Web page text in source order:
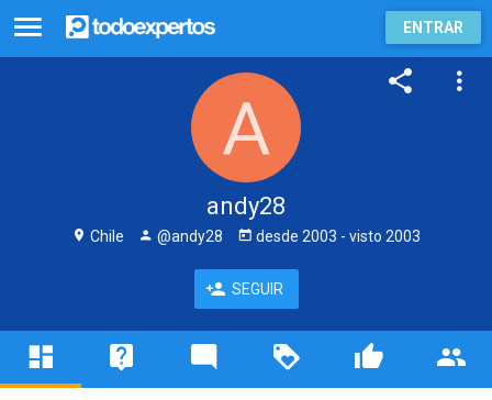
ENTRAR
andy28
Chile @andy28 desde 2003 - visto 2003
SEGUIR